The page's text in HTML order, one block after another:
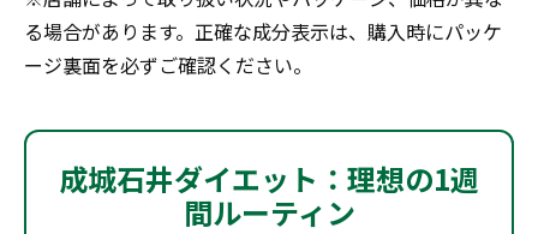
る場合があります。正確な成分表示は、購入時にパッケ
ージ裏面を必ずご確認ください。
成城石井ダイエット：理想の1週
間ルーティン